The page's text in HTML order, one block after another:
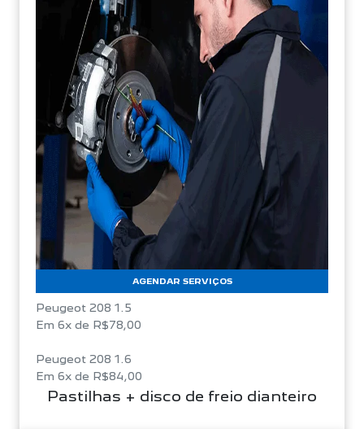
Pastilhas + disco de freio dianteiro
AGENDAR SERVIÇOS
Peugeot 208 1.5
Em 6x de R$78,00
Peugeot 208 1.6
Em 6x de R$84,00